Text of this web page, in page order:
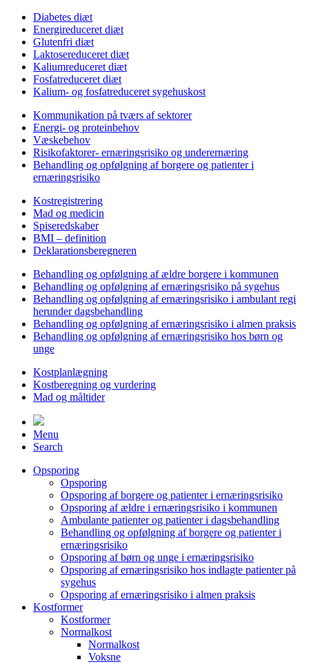
Diabetes diæt
Energireduceret diæt
Glutenfri diæt
Laktosereduceret diæt
Kaliumreduceret diæt
Fosfatreduceret diæt
Kalium- og fosfatreduceret sygehuskost
Kommunikation på tværs af sektorer
Energi- og proteinbehov
Væskebehov
Risikofaktorer- ernæringsrisiko og underernæring
Behandling og opfølgning af borgere og patienter i
ernæringsrisiko
Kostregistrering
Mad og medicin
Spiseredskaber
BMI – definition
Deklarationsberegneren
Behandling og opfølgning af ældre borgere i kommunen
Behandling og opfølgning af ernæringsrisiko på sygehus
Behandling og opfølgning af ernæringsrisiko i ambulant regi
herunder dagsbehandling
Behandling og opfølgning af ernæringsrisiko i almen praksis
Behandling og opfølgning af ernæringsrisiko hos børn og
unge
Kostplanlægning
Kostberegning og vurdering
Mad og måltider
Menu
Search
Opsporing
Opsporing
Opsporing af borgere og patienter i ernæringsrisiko
Opsporing af ældre i ernæringsrisiko i kommunen
Ambulante patienter og patienter i dagsbehandling
Behandling og opfølgning af borgere og patienter i
ernæringsrisiko
Opsporing af børn og unge i ernæringsrisiko
Opsporing af ernæringsrisiko hos indlagte patienter på
sygehus
Opsporing af ernæringsrisiko i almen praksis
Kostformer
Kostformer
Normalkost
Normalkost
Voksne